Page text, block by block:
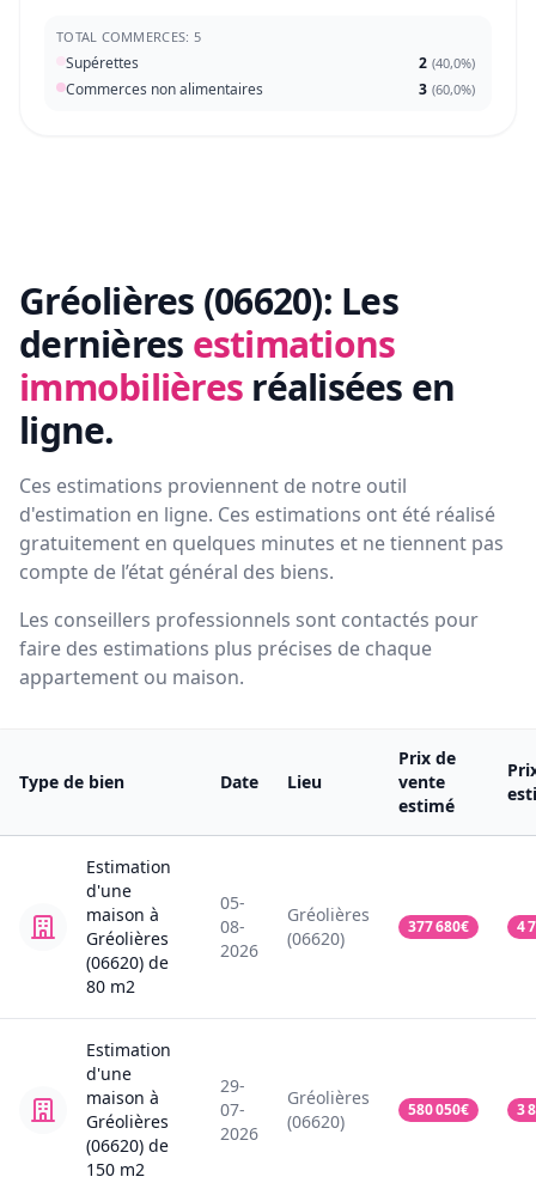
TOTAL COMMERCES: 5
Supérettes 2 (40,0%)
Commerces non alimentaires 3 (60,0%)
Gréolières (06620): Les
dernières estimations
immobilières réalisées en
ligne.
Ces estimations proviennent de notre outil
d'estimation en ligne. Ces estimations ont été réalisé
gratuitement en quelques minutes et ne tiennent pas
compte de l’état général des biens.
Les conseillers professionnels sont contactés pour
faire des estimations plus précises de chaque
appartement ou maison.
Type de bien Date Lieu
Prix de
vente
estimé
Estimation
d'une
maison à
Gréolières
(06620) de
80 m2
05-
08-
2026
Gréolières
(06620)
377 680€ 4
Estimation
d'une
maison à
Gréolières
(06620) de
150 m2
29-
07-
2026
Gréolières
(06620)
580 050€ 3